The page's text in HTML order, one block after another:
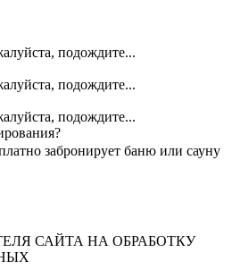
подождите...
подождите...
подождите...
забронирует баню или сауну
САЙТА НА ОБРАБОТКУ